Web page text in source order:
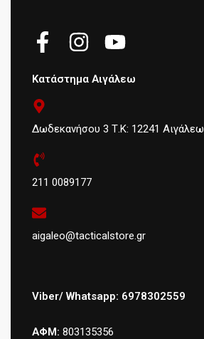
Κατάστημα Αιγάλεω
Δωδεκανήσου 3 Τ.Κ: 12241 Αιγάλεω
211 0089177
aigaleo@tacticalstore.gr
Viber/ Whatsapp: 6978302559
ΑΦΜ: 803135356